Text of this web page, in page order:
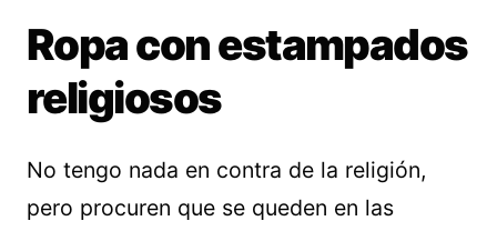
Ropa con estampados
religiosos
No tengo nada en contra de la religión,
pero procuren que se queden en las